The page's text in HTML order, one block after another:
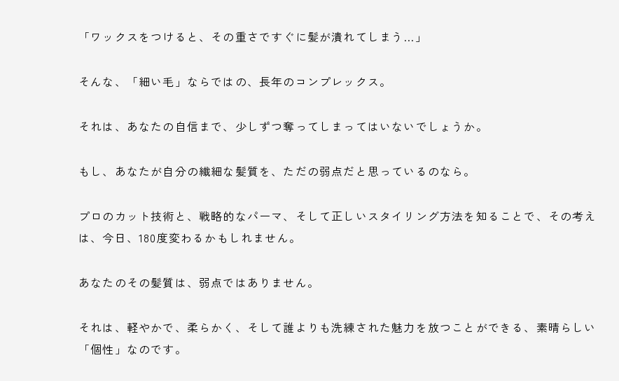
「ワックスをつけると、その重さですぐに髪が潰れてしまう…」
そんな、「細い毛」ならではの、長年のコンプレックス。
それは、あなたの自信まで、少しずつ奪ってしまってはいないでしょうか。
もし、あなたが自分の繊細な髪質を、ただの弱点だと思っているのなら。
プロのカット技術と、戦略的なパーマ、そして正しいスタイリング方法を知ることで、その考え
は、今日、180度変わるかもしれません。
あなたのその髪質は、弱点ではありません。
それは、軽やかで、柔らかく、そして誰よりも洗練された魅力を放つことができる、素晴らしい
「個性」なのです。